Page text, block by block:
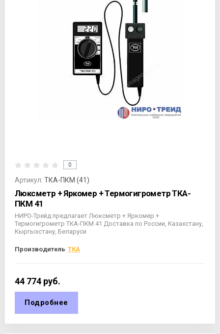
0
Артикул: ТКА-ПКМ (41)
Люксметр + Яркомер + Термогигрометр ТКА-
ПКМ 41
НИРО-Трейд предлагает Люксметр + Яркомер +
Термогигрометр ТКА-ПКМ 41 Доставка по России, Казахстану,
Кыргызстану, Беларуси
Производитель ТКА
44 774 руб.
Подробнее